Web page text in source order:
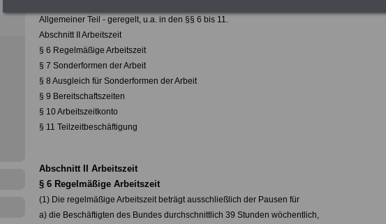
Allgemeiner Teil - geregelt, u.a. in den §§ 6 bis 11.
Abschnitt II Arbeitszeit
§ 6 Regelmäßige Arbeitszeit
§ 7 Sonderformen der Arbeit
§ 8 Ausgleich für Sonderformen der Arbeit
§ 9 Bereitschaftszeiten
§ 10 Arbeitszeitkonto
§ 11 Teilzeitbeschäftigung
Abschnitt II Arbeitszeit
§ 6 Regelmäßige Arbeitszeit
(1) Die regelmäßige Arbeitszeit beträgt ausschließlich der Pausen für
a) die Beschäftigten des Bundes durchschnittlich 39 Stunden wöchentlich,